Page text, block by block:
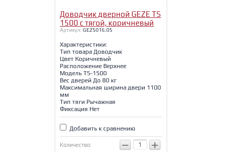
Доводчик дверной GEZE TS
1500 с тягой, коричневый
Артикул: GEZ5016.05
Характеристики:
Тип товара Доводчик
Цвет Коричневый
Расположение Верхнее
Модель TS-1500
Вес дверей До 80 кг
Максимальная ширина двери 1100
мм
Тип тяги Рычажная
Фиксация Нет
Добавить к сравнению
Количество: − +